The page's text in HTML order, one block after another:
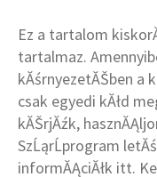
Ez a tartalom
tartalmaz.
kĂśrnyezetĂŠben a
csak egyedi kĂłd
kĂŠrjĂźk,
SzĹąrĹprogram
informĂĄciĂłk itt.